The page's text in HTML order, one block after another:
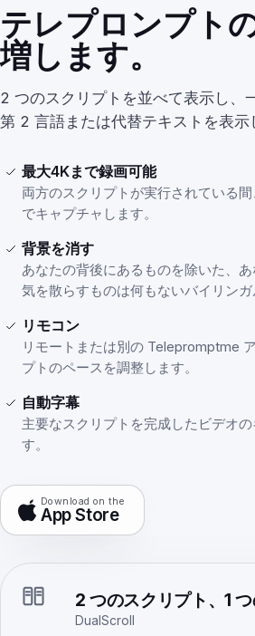
テレプロンプト
増します。
2 つのスクリプトを並べて表示し、
第 2 言語または代替テキストを表示
最大4Kまで録画可能
両方のスクリプトが実行されている
でキャプチャします。
背景を消す
あなたの背後にあるものを除いた、あ
気を散らすものは何もないバイリンガ
リモコン
リモートまたは別の Telepromptme
プトのペースを調整します。
自動字幕
主要なスクリプトを完成したビデオ
す。
Download on the
App Store
2 つのスクリプト、1
DualScroll